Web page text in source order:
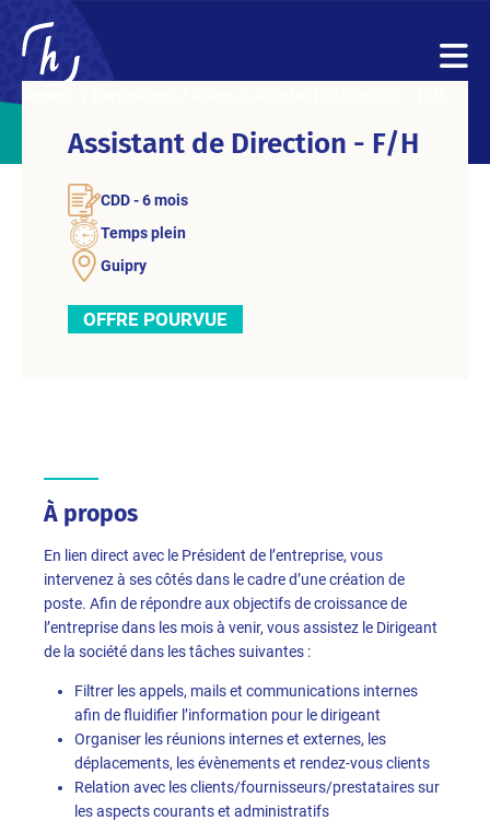
Assistant de Direction - F/H
CDD - 6 mois
Temps plein
Guipry
OFFRE POURVUE
À propos
En lien direct avec le Président de l’entreprise, vous
intervenez à ses côtés dans le cadre d’une création de
poste. Afin de répondre aux objectifs de croissance de
l’entreprise dans les mois à venir, vous assistez le Dirigeant
de la société dans les tâches suivantes :
Filtrer les appels, mails et communications internes
afin de fluidifier l’information pour le dirigeant
Organiser les réunions internes et externes, les
déplacements, les évènements et rendez-vous clients
Relation avec les clients/fournisseurs/prestataires sur
les aspects courants et administratifs